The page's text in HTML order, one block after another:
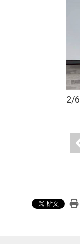
2/6